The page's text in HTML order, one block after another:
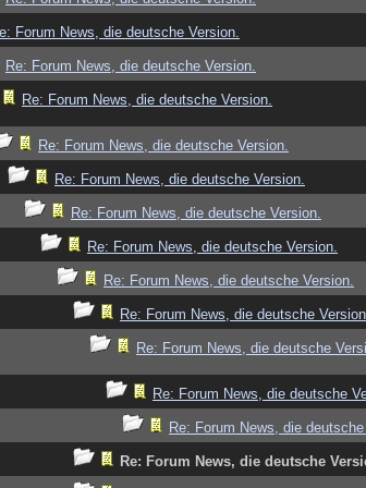
Forum News, die deutsche Version.
Re: Forum News, die deutsche Version.
Re: Forum News, die deutsche Version.
Re: Forum News, die deutsche Version.
Re: Forum News, die deutsche Version.
Re: Forum News, die deutsche Version.
Re: Forum News, die deutsche Version.
Re: Forum News, die deutsche Version.
Re: Forum News, die deutsche
Re: Forum News, die deutsche
Re: Forum News, die deutsche
Re: Forum News, die
Re: Forum News, die deutsche